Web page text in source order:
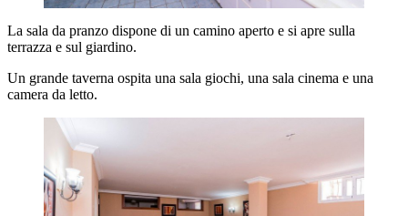
La sala da pranzo dispone di un camino aperto e si apre sulla
terrazza e sul giardino.
Un grande taverna ospita una sala giochi, una sala cinema e una
camera da letto.